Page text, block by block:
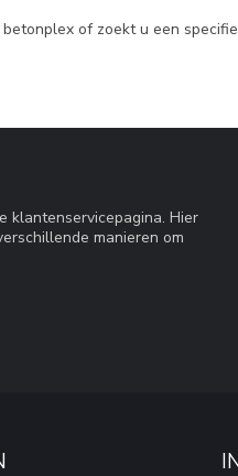
of zoekt u een
klantenservicepagina. Hier
manieren om